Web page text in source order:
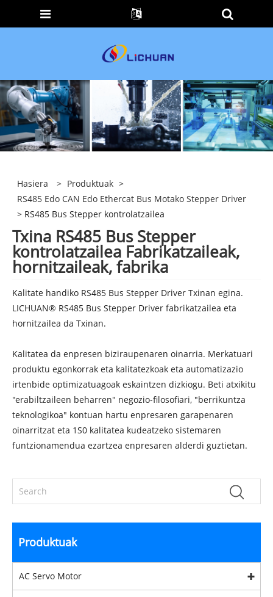
Hasiera > Produktuak >
RS485 Edo CAN Edo Ethercat Bus Motako Stepper Driver
> RS485 Bus Stepper kontrolatzailea
Txina RS485 Bus Stepper
kontrolatzailea Fabrikatzaileak,
hornitzaileak, fabrika
Kalitate handiko RS485 Bus Stepper Driver Txinan egina.
LICHUAN® RS485 Bus Stepper Driver fabrikatzailea eta
hornitzailea da Txinan.
Kalitatea da enpresen biziraupenaren oinarria. Merkatuari
produktu egonkorrak eta kalitatezkoak eta automatizazio
irtenbide optimizatuagoak eskaintzen dizkiogu. Beti atxikitu
"erabiltzaileen beharren" negozio-filosofiari, "berrikuntza
teknologikoa" kontuan hartu enpresaren garapenaren
oinarritzat eta 1S0 kalitatea kudeatzeko sistemaren
funtzionamendua ezartzea enpresaren alderdi guztietan.
Produktuak
AC Servo Motor